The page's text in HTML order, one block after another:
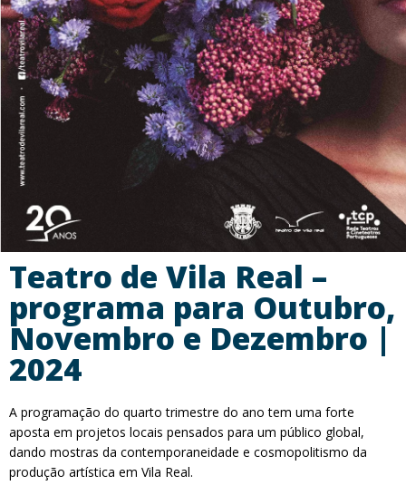
Teatro de Vila Real –
programa para Outubro,
Novembro e Dezembro |
2024
A programação do quarto trimestre do ano tem uma forte
aposta em projetos locais pensados para um público global,
dando mostras da contemporaneidade e cosmopolitismo da
produção artística em Vila Real.